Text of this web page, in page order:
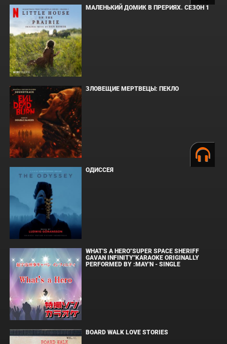
МАЛЕНЬКИЙ ДОМИК В ПРЕРИЯХ. СЕЗОН 1
ЗЛОВЕЩИЕ МЕРТВЕЦЫ: ПЕКЛО
ОДИССЕЯ
WHAT'S A HERO"SUPER SPACE SHERIFF
GAVAN INFINITY"KARAOKE ORIGINALLY
PERFORMED BY :MAY'N - SINGLE
BOARD WALK LOVE STORIES